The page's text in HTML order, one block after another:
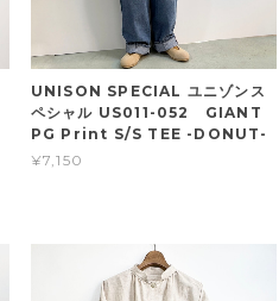
UNISON SPECIAL ユニゾンス
ペシャル US011-052 GIANT
PG Print S/S TEE -DONUT-
¥7,150